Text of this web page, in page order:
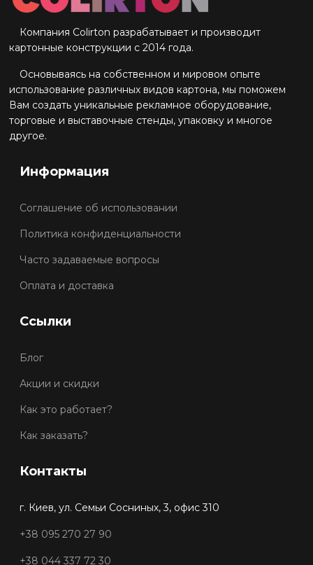
Компания Colirton разрабатывает и производит
картонные конструкции с 2014 года.
Основываясь на собственном и мировом опыте
использование различных видов картона, мы поможем
Вам создать уникальные рекламное оборудование,
торговые и выставочные стенды, упаковку и многое
другое.
Информация
Соглашение об использовании
Политика конфиденциальности
Часто задаваемые вопросы
Оплата и доставка
Ссылки
Блог
Акции и скидки
Как это работает?
Как заказать?
Контакты
г. Киев, ул. Семьи Сосниных, 3, офис 310
+38 095 270 27 90
+38 044 337 72 30